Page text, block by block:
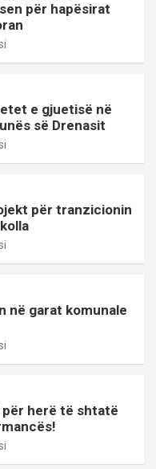
për hapësirat
e gjuetisë në
së Drenasit
për tranzicionin
në garat komunale
për herë të shtatë